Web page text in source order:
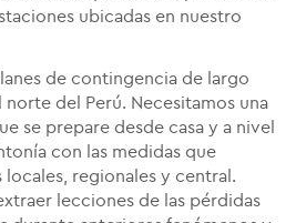
ubicadas en nuestro
de contingencia de largo
del Perú. Necesitamos una
se prepare desde casa y a nivel
con las medidas que
regionales y central.
lecciones de las pérdidas